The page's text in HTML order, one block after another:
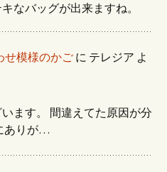
なバッグが出来ますね。
せ模様のかご に テレジア よ
ます。 間違えてた原因が分
ありが…